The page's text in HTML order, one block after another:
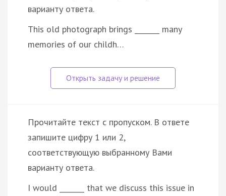
варианту ответа.
This old photograph brings _______ many
memories of our childh…
Прочитайте текст с пропуском. В ответе
запишите цифру 1 или 2,
соответствующую выбранному Вами
варианту ответа.
I would _______ that we discuss this issue in